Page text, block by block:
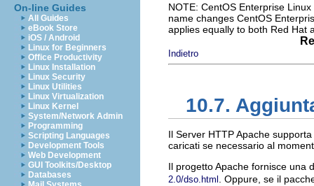
On-line Guides
All Guides
eBook Store
iOS / Android
Linux for Beginners
Office Productivity
Linux Installation
Linux Security
Linux Utilities
Linux Virtualization
Linux Kernel
System/Network Admin
Programming
Scripting Languages
Development Tools
Web Development
GUI Toolkits/Desktop
Databases
NOTE: CentOS Enterprise
name changes CentOS
applies equally to both Red Hat
Indietro
10.7.
Il Server HTTP Apache supporta
caricati se necessario al
Il progetto Apache fornisce una
2.0/dso.html
. Oppure, se il